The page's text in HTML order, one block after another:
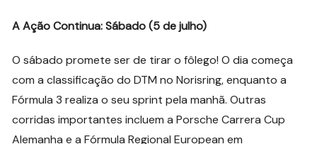
A Ação Continua: Sábado (5 de julho)
O sábado promete ser de tirar o fôlego! O dia começa
com a classificação do DTM no Norisring, enquanto a
Fórmula 3 realiza o seu sprint pela manhã. Outras
corridas importantes incluem a Porsche Carrera Cup
Alemanha e a Fórmula Regional European em